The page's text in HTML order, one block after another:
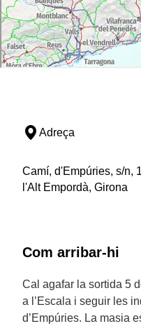
Adreça
Camí, d'Empúries, s/n,
l'Alt Empordà, Girona
Com arribar-hi
Cal agafar la sortida 5
a l’Escala i seguir les
d’Empúries. La masia